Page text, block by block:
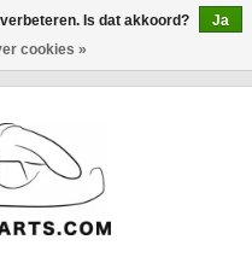
Is dat akkoord?
Ja
cookies »